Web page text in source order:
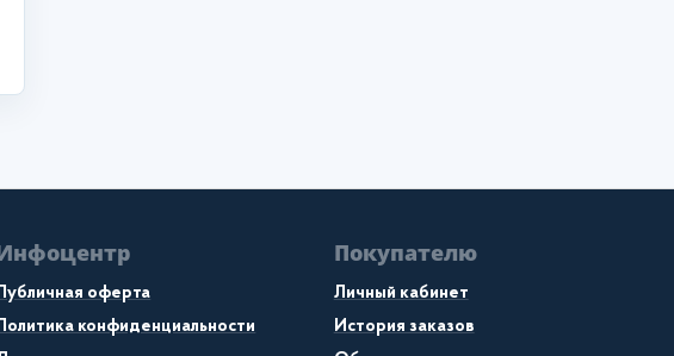
Публичная оферта
Политика конфиденциальности
Покупателю
Личный кабинет
История заказов